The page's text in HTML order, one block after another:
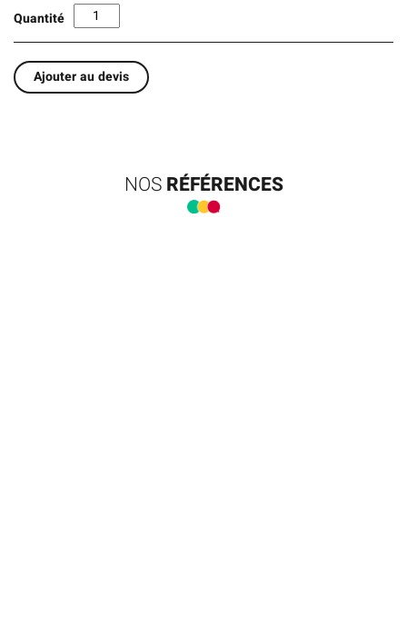
Quantité
Ajouter au devis
NOSRÉFÉRENCES